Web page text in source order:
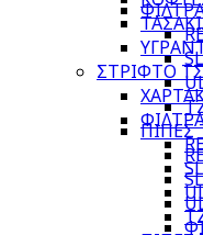
ΠΙΠΕΣ
ΣΤΡΙΦΤΟ